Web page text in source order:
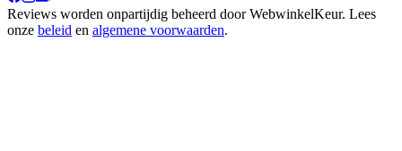
Reviews worden onpartijdig beheerd doorWebwinkelKeur. Lees
onze beleid en algemene voorwaarden.